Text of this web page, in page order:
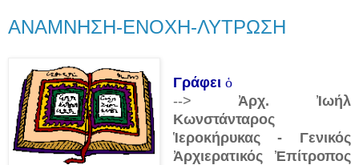
ΑΝΑΜΝΗΣΗ-ΕΝΟΧΗ-ΛΥΤΡΩΣΗ
Γράφει ὁ
-->
Ἀρχ. Ἰωήλ
Κωνστάνταρος
Ἱεροκήρυκας - Γενικός
Ἀρχιερατικός Ἐπίτροπος